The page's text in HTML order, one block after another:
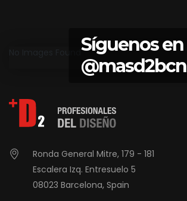
Síguenos en
@masd2bcn
Ronda General Mitre, 179 - 181
Escalera Izq. Entresuelo 5
08023 Barcelona, Spain